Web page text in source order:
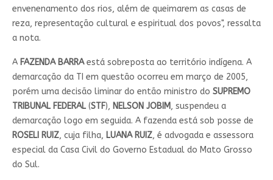
envenenamento dos rios, além de queimarem as casas de
reza, representação cultural e espiritual dos povos", ressalta
a nota.
A FAZENDA BARRAestá sobreposta ao território indígena. A
demarcação da TI em questão ocorreu em março de 2005,
porém uma decisão liminar do então ministro do SUPREMO
TRIBUNAL FEDERAL (STF), NELSON JOBIM, suspendeu a
demarcação logo em seguida. A fazenda está sob posse de
ROSELI RUIZ, cuja filha, LUANA RUIZ, é advogada e assessora
especial da Casa Civil do Governo Estadual do Mato Grosso
do Sul.